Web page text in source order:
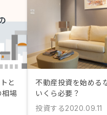
と
場
不動産投資を始める
いくら必要？
投資する2020.09.11